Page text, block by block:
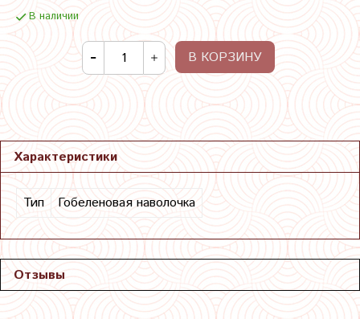
В наличии
В КОРЗИНУ
Характеристики
Тип Гобеленовая наволочка
Отзывы